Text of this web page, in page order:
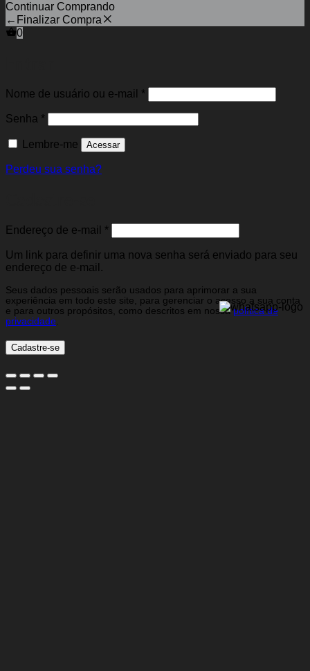
Continuar Comprando
← Finalizar Compra
0
Nome de usuário ou e-mail *Obrigatório
Senha *Obrigatório
Lembre-me Acessar
Perdeu sua senha?
Endereço de e-mail *Obrigatório
Um link para definir uma nova senha será enviado para seu
endereço de e-mail.
Seus dados pessoais serão usados para aprimorar a sua
experiência em todo este site, para gerenciar o acesso a sua conta
e para outros propósitos, como descritos em nossapolítica de
privacidade
Cadastre-se